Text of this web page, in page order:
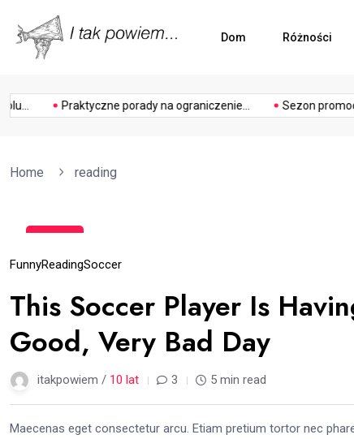
Dom Różności
Praktyczne porady na ograniczenie... Sezon promocji
ogródek
Home reading
gru
FunnyReadingSoccer
This Soccer Player Is
Good, Very Bad Day
itakpowiem / 10 lat 3 5 min read
Maecenas eget consectetur arcu. Etiam pretium tortor nec